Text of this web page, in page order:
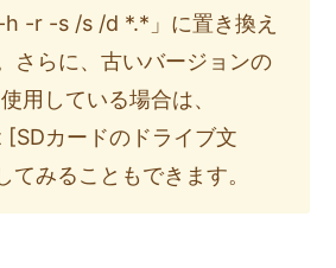
-r -s /s /d *.*」に置き換え
さらに、古いバージョンの
用している場合は、
[SDカードのドライブ文
てみることもできます。